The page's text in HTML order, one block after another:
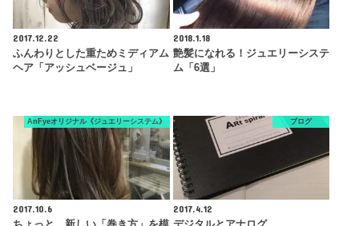
2017.12.22
ふんわりとした重ためミディアム
ヘア「アッシュベージュ」
2018.1.18
艶髪になれる！ジュエリーシステ
ム「6選」
AnFyeオリジナル《ジュエリーシステム》
2017.10.6
ブログ
2017.4.12